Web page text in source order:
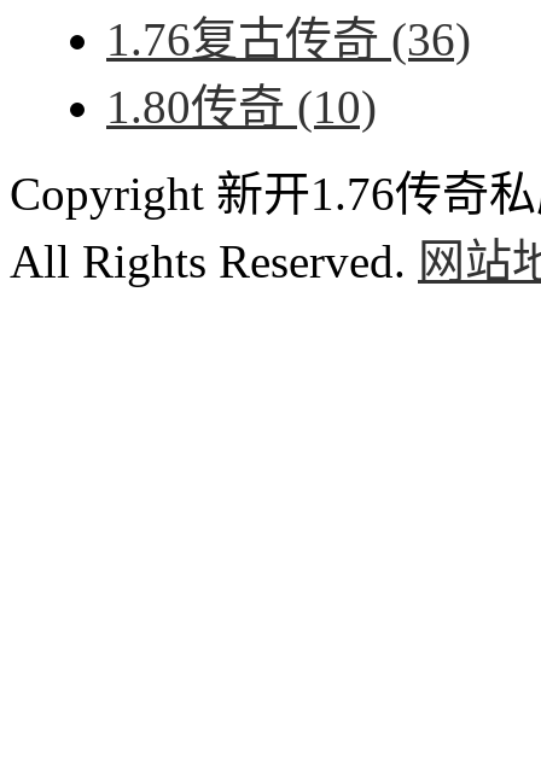
1.76复古传奇 (36)
1.80传奇 (10)
Copyright 新开1.76传奇
All Rights Reserved. 网站